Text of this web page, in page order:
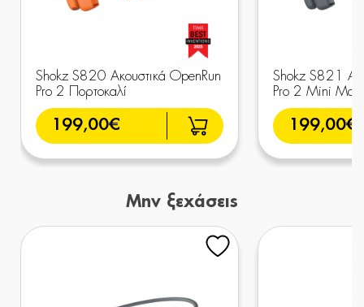
Shokz S820 Ακουστικά OpenRun
Pro 2 Πορτοκαλί
199,00€
Shokz S821
Pro 2 Mini
199,00€
Μην ξεχάσεις